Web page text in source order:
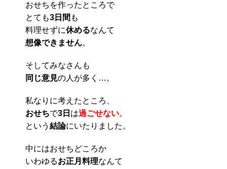
おせちを作ったところで
とても3日間 も
料理せずに休めるなんて
想像できません。
そしてみなさんも
同じ意見の人が多く…。
私なりに考えたところ、
おせちで3日 は過ごせない。
という 結論にいたりました。
中にはおせちどころか
いわゆるお正月料理なんて